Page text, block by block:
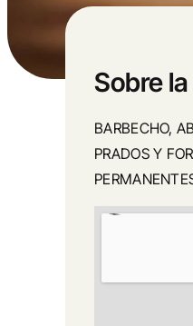
Sobre
BARBECHO,
PRADOS Y